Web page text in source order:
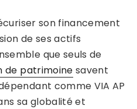
son financement
de ses actifs
que seuls de
de patrimoine savent
comme VIA AP
sa globalité et